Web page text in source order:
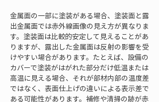
金属面の一部に塗装がある場合、塗装面と露
出金属面では赤外線画像の見え方が異なりま
す。塗装面は比較的安定して見えることがあ
りますが、露出した金属面は反射の影響を受
けやすい場合があります。たとえば、設備の
カバーで塗装がはがれた部分だけ低温または
高温に見える場合、それが部材内部の温度差
ではなく、表面仕上げの違いによる表示差で
ある可能性があります。補修や清掃の跡が赤